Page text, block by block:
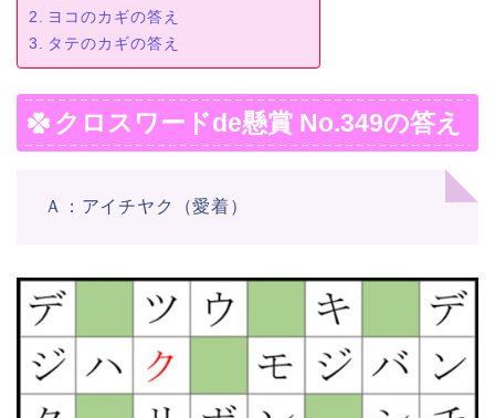
ヨコのカギの答え
タテのカギの答え
クロスワードde懸賞 No.349の答え
Ａ：アイチヤク（愛着）